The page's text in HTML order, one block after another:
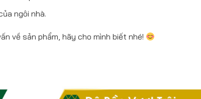
ngôi nhà.
về sản phẩm, hãy cho mình biết nhé!